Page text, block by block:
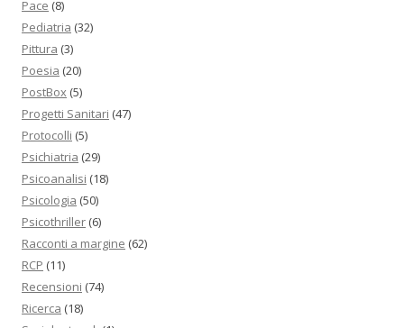
Pace (8)
Pediatria (32)
Pittura (3)
Poesia (20)
PostBox (5)
Progetti Sanitari (47)
Protocolli (5)
Psichiatria (29)
Psicoanalisi (18)
Psicologia (50)
Psicothriller (6)
Racconti a margine (62)
RCP (11)
Recensioni (74)
Ricerca (18)